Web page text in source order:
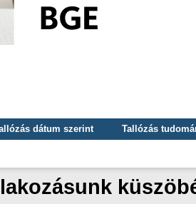
dátum szerint
Tallózás